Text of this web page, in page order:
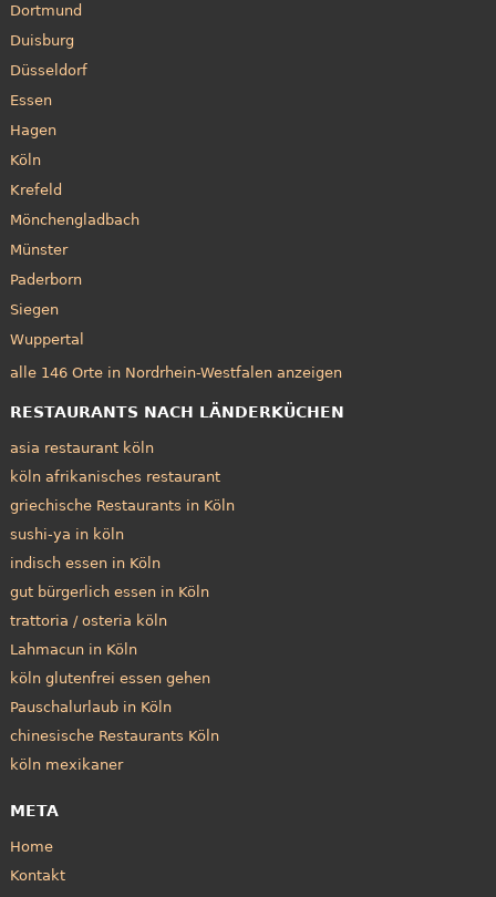
Dortmund
Duisburg
Düsseldorf
Essen
Hagen
Köln
Krefeld
Mönchengladbach
Münster
Paderborn
Siegen
Wuppertal
alle 146 Orte in Nordrhein-Westfalen anzeigen
RESTAURANTS NACH LÄNDERKÜCHEN
asia restaurant köln
köln afrikanisches restaurant
griechische Restaurants in Köln
sushi-ya in köln
indisch essen in Köln
gut bürgerlich essen in Köln
trattoria / osteria köln
Lahmacun in Köln
köln glutenfrei essen gehen
Pauschalurlaub in Köln
chinesische Restaurants Köln
köln mexikaner
META
Home
Kontakt